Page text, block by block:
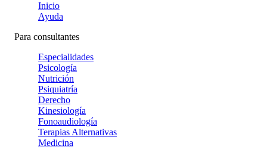
Inicio
Ayuda
Para consultantes
Especialidades
Psicología
Nutrición
Psiquiatría
Derecho
Kinesiología
Fonoaudiología
Terapias Alternativas
Medicina